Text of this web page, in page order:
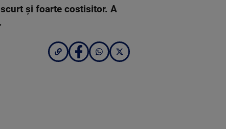
și foarte costisitor. A